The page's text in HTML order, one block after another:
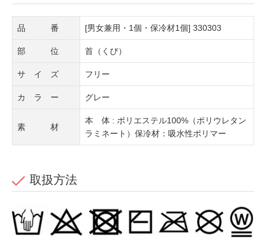
品 番 [男女兼用・1個・保冷材1個] 330303
部 位 首（くび）
サ イ ズ フリー
カ ラ ー グレー
素 材
本 体 : ポリエステル100%（ポリウレタン
ラミネート）保冷材：吸水性ポリマー
取扱方法